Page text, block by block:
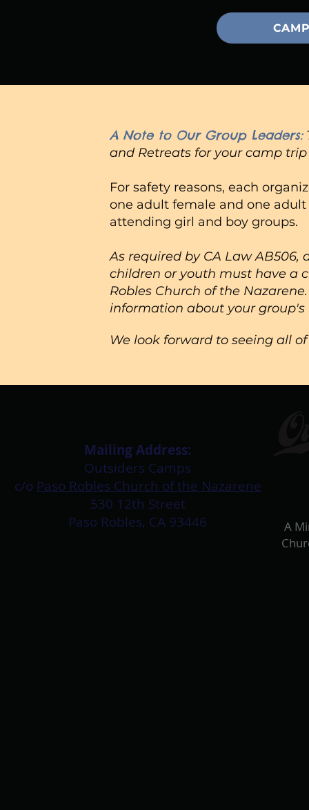
A Note to Our Group Leaders:
and Retreats for your camp
For safety reasons, each
one adult female and one
attending girl and boy groups.
As required by CA Law
children or youth must have a
Robles Church of the
information about your
We look forward to seeing all
Mailing Address:​
Outsiders Camps
c/o Paso Robles Church of the Nazarene
530 12th Street
Paso Robles, CA 93446
A